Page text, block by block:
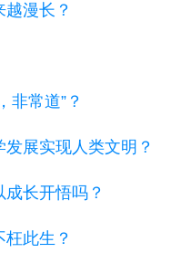
漫长？
非常道”？
展实现人类文明？
长开悟吗？
此生？